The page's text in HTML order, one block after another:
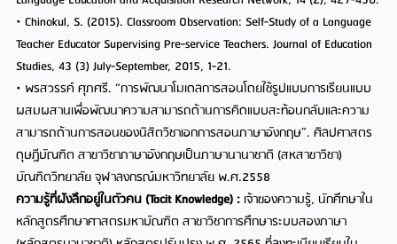
• Chinokul, S. (2015). Classroom Observation: Self-Study of a Language
Teacher Educator Supervising Pre-service Teachers. Journal of Education
Studies, 43 (3) July-September, 2015, 1-21.
• พรสวรรค์ ศุภศรี. “การพัฒนาโมเดลการสอนโดยใช้รูปแบบการเรียนแบบ
ผสมผสานเพื่อพัฒนาความสามารถด้านการคิดแบบสะท้อนกลับและความ
สามารถด้านการสอนของนิสิตวิชาเอกการสอนภาษาอังกฤษ”. ศิลปศาสตร
ดุษฎีบัณฑิต สาขาวิชาภาษาอังกฤษเป็นภาษานานาชาติ (สหสาขาวิชา)
บัณฑิตวิทยาลัย จุฬาลงกรณ์มหาวิทยาลัย พ.ศ.2558
ความรู้ที่ฝังลึกอยู่ในตัวคน (Tacit Knowledge) : เจ้าของความรู้, นักศึกษาใน
หลักสูตรศึกษาศาสตรมหาบัณฑิต สาขาวิชาการศึกษาระบบสองภาษา